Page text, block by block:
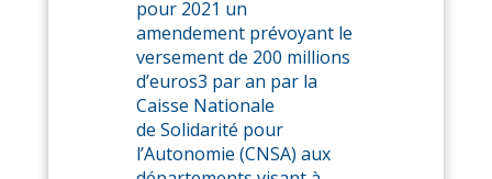
pour 2021 un
amendement prévoyant le
versement de 200 millions
d’euros3 par an par la
Caisse Nationale
de Solidarité pour
l’Autonomie (CNSA) aux